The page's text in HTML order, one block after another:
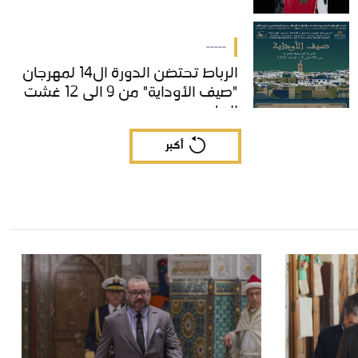
-----
الرباط تحتضن الدورة ال14 لمهرجان
"صيف الأوداية" من 9 الى 12 غشت
الجاري
الرباط تحتضن الدورة ال14 لمهرجان
"صيف الأوداية" من 9 الى 12 غشت
الجاري
أكبر